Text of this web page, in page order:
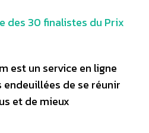
des 30 finalistes du Prix
est un service en ligne
de se réunir
et de mieux